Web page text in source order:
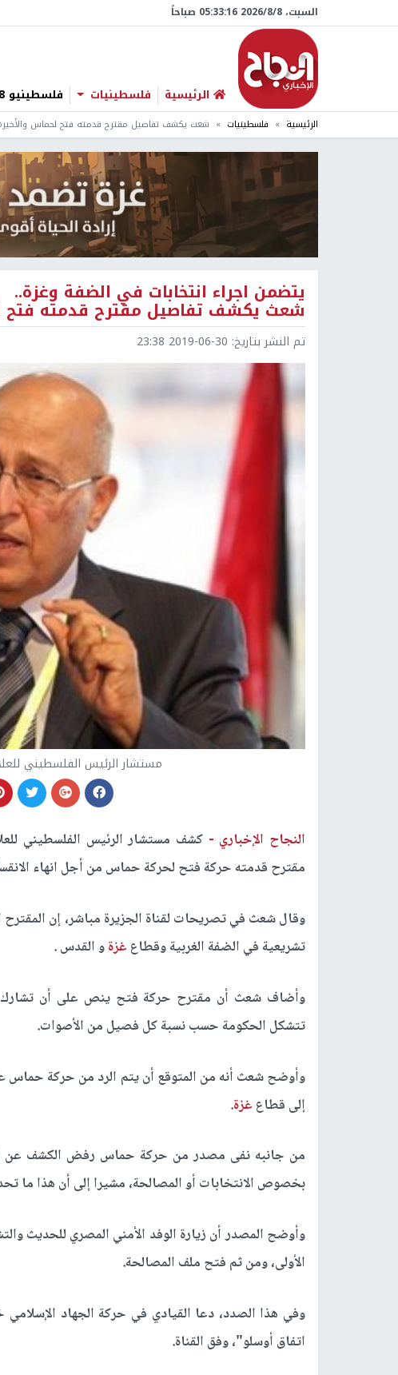
السبت، 8/‏8/‏2026 05:33:17 صباحاً
الرئيسية فلسطينيات فلسطينيو 48
الرئيسية فلسطينيات شعث يكشف تفاصيل مقترح قدمته فتح لحماس
يتضمن اجراء انتخابات في الضفة وغزة..
شعث يكشف تفاصيل مقترح قدمته فتح
تم النشر بتاريخ: 2019-06-30 23:38
مستشار الرئيس الفلسطيني
النجاح الإخباري -كشف مستشار الرئيس الفلسطيني
مقترح قدمته حركة فتح لحركة حماس من أجل انهاء
وقال شعث في تصريحات لقناة الجزيرة مباشر، إن
تشريعية في الضفة الغربية وقطاع غزةو القدس .
وأضاف شعث أن مقترح حركة فتح ينص على أن تشارك
تتشكل الحكومة حسب نسبة كل فصيل من الأصوات.
وأوضح شعث أنه من المتوقع أن يتم الرد من حركة حماس
إلى قطاع غزة.
من جانبه نفى مصدر من حركة حماس رفض الكشف عن
بخصوص الانتخابات أو المصالحة، مشيرا إلى أن هذا ما
وأوضح المصدر أن زيارة الوفد الأمني المصري للحديث
الأولى، ومن ثم فتح ملف المصالحة.
وفي هذا الصدد، دعا القيادي في حركة الجهاد
اتفاق أوسلو"، وفق القناة.